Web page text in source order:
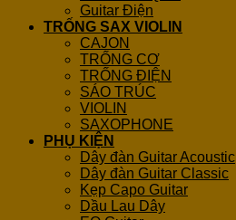
Guitar Điện
TRỐNG SAX VIOLIN
CAJON
TRỐNG CƠ
TRỐNG ĐIỆN
SÁO TRÚC
VIOLIN
SAXOPHONE
PHỤ KIỆN
Dây đàn Guitar Acoustic
Dây đàn Guitar Classic
Kẹp Capo Guitar
Dầu Lau Dây